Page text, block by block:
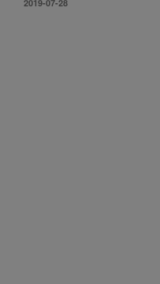
2019-07-28